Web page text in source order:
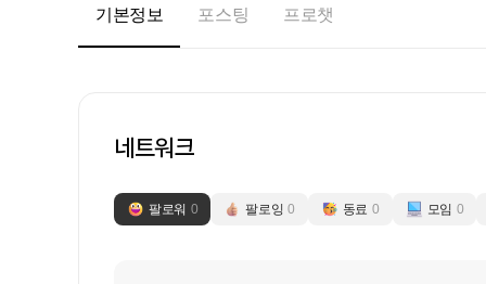
기본정보 포스팅 프로챗
네트워크
팔로워 0 팔로잉 0 동료 0 모임 0